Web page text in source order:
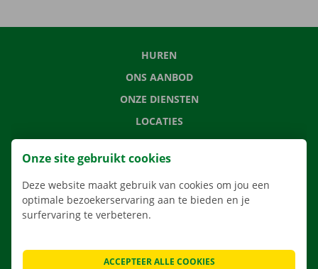
HUREN
ONS AANBOD
ONZE DIENSTEN
LOCATIES
APP
VERHUISOPLOSSINGEN
VEELGESTELDE VRAGEN
Onze site gebruikt cookies
Deze website maakt gebruik van cookies om jou een
optimale bezoekerservaring aan te bieden en je
surfervaring te verbeteren.
ACCEPTEER ALLE COOKIES